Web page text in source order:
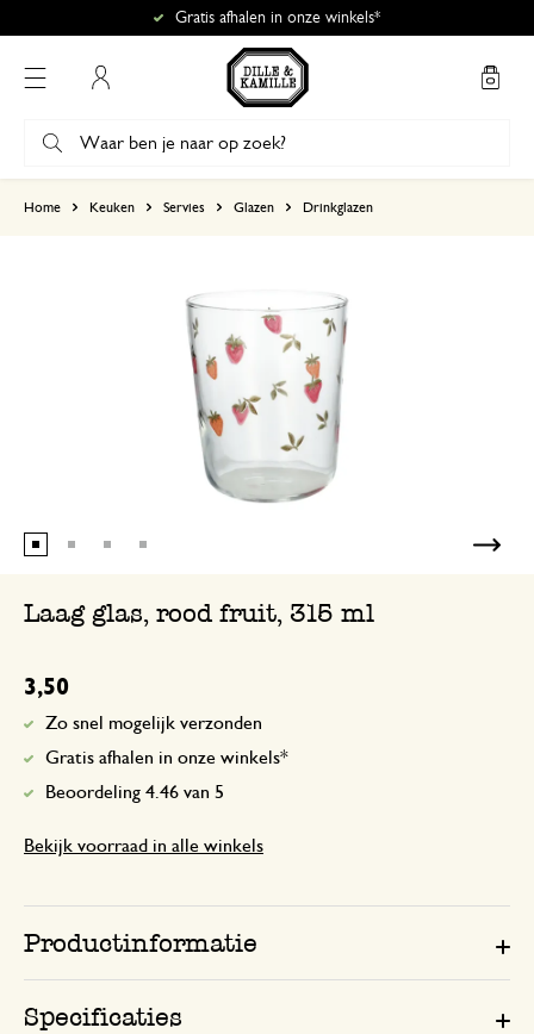
Gratis afhalen in onze winkels*
Home Keuken Servies Glazen Drinkglazen
Laag glas, rood fruit, 315 ml
3,50
Zo snel mogelijk verzonden
Gratis afhalen in onze winkels*
Beoordeling 4.46 van 5
Bekijk voorraad in alle winkels
Productinformatie
Specificaties